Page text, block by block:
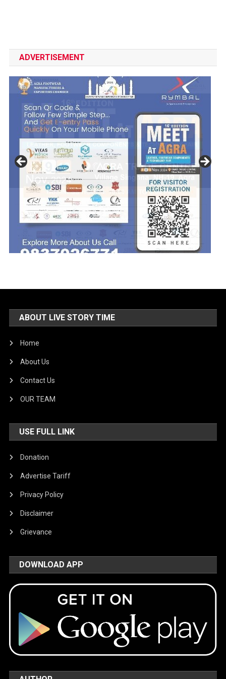
ADVERTISEMENT
ABOUT LIVE STORY TIME
Home
About Us
Contact Us
OUR TEAM
USE FULL LINK
Donation
Advertise Tariff
Privacy Policy
Disclaimer
Grievance
DOWNLOAD APP